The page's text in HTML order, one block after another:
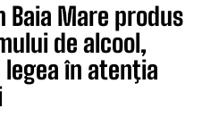
Mare produs
de alcool,
în atenţia